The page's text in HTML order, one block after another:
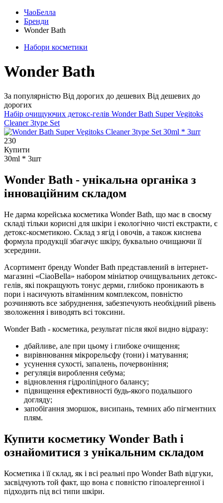
ЧаоБелла
Бренди
Wonder Bath
Набори косметики
Wonder Bath
За популярністю Від дорогих до дешевих Від дешевих до
дорогих
Набір очищуючих детокс-гелів Wonder Bath Super Vegitoks
Cleaner 3type Set
230
Купити
30ml * 3шт
Wonder Bath - унікальна органіка з
інноваційним складом
Не дарма корейська косметика Wonder Bath, що має в своєму
складі тільки корисні для шкіри і екологічно чисті екстракти, є
детокс-косметикою. Склад з ягід і овочів, а також киснева
формула продукції збагачує шкіру, буквально очищаючи її
зсередини.
Асортимент бренду Wonder Bath представлений в інтернет-
магазині «CiaoBella» набором мініатюр очищувальних детокс-
гелів, які покращують тонус дерми, глибоко проникають в
пори і насичують вітамінним комплексом, повністю
розчиняють все забруднення, забезпечують необхідний рівень
зволоження і виводять всі токсини.
Wonder Bath - косметика, результат після якої видно відразу:
дбайливе, але при цьому і глибоке очищення;
вирівнювання мікрорельєфу (тони) і матування;
усунення сухості, запалень, почервоніння;
регуляція вироблення себума;
відновлення гідроліпідного балансу;
підвищення ефективності будь-якого подальшого
догляду;
запобігання зморшок, висипань, темних або пігментних
плям.
Купити косметику Wonder Bath і
ознайомитися з унікальним складом
Косметика і її склад, як і всі реальні про Wonder Bath відгуки,
засвідчують той факт, що вона є повністю гіпоалергенної і
підходить під всі типи шкіри.